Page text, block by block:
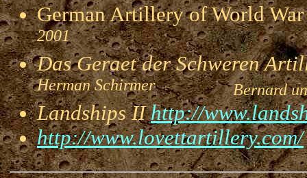
German Artillery of World
2001
Das Geraet der Schweren
Herman SchirmerBernard
Landships IIhttp://
http://www.lovettartillery.com/